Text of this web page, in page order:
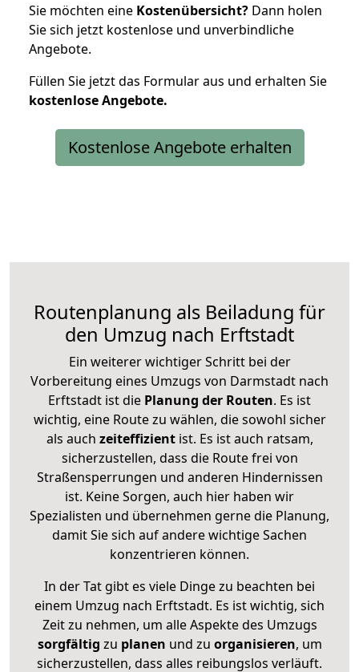
Sie möchten eine Kostenübersicht? Dann holen
Sie sich jetzt kostenlose und unverbindliche
Angebote.
Füllen Sie jetzt das Formular aus und erhalten Sie
kostenloseAngebote.
Kostenlose Angebote erhalten
Routenplanung als Beiladung für
den Umzug nach Erftstadt
Ein weiterer wichtiger Schritt bei der
Vorbereitung eines Umzugs von Darmstadt nach
Erftstadt ist die Planung der Routen. Es ist
wichtig, eine Route zu wählen, die sowohl sicher
als auch zeiteffizientist. Es ist auch ratsam,
sicherzustellen, dass die Route frei von
Straßensperrungen und anderen Hindernissen
ist. Keine Sorgen, auch hier haben wir
Spezialisten und übernehmen gerne die Planung,
damit Sie sich auf andere wichtige Sachen
konzentrieren können.
In der Tat gibt es viele Dinge zu beachten bei
einem Umzug nach Erftstadt. Es ist wichtig, sich
Zeit zu nehmen, um alle Aspekte des Umzugs
sorgfältig zu planen und zu organisieren, um
sicherzustellen, dass alles reibungslos verläuft.